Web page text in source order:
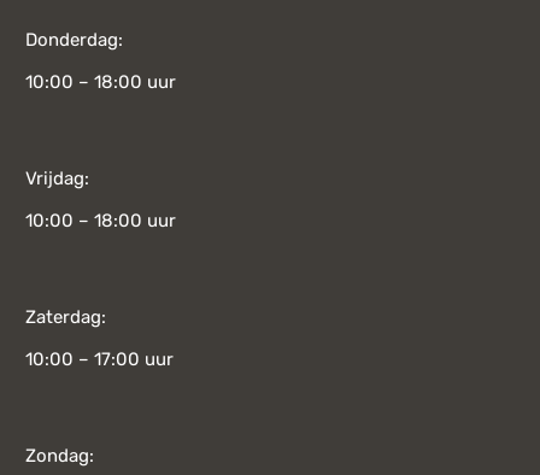
Donderdag:
10:00 – 18:00 uur
Vrijdag:
10:00 – 18:00 uur
Zaterdag:
10:00 – 17:00 uur
Zondag: